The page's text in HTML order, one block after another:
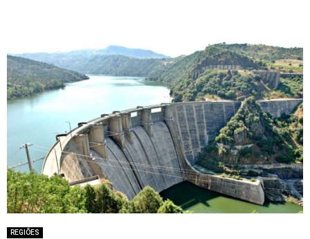
REGIÕES